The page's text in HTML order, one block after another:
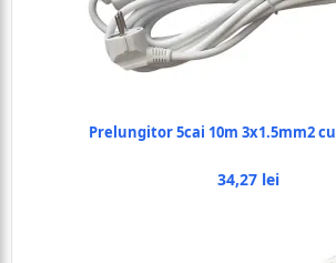
Prelungitor 5cai 10m 3x1.5mm2
34,27 lei